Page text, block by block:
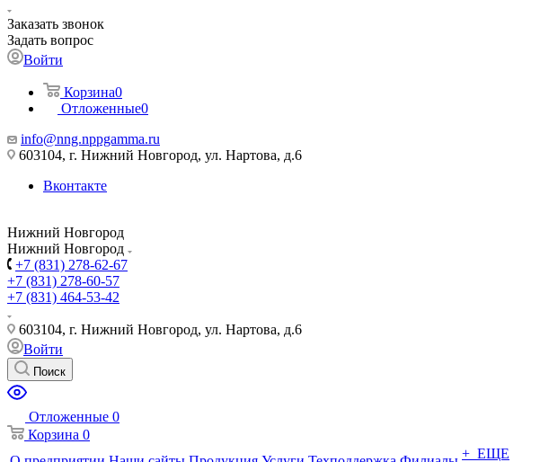
Заказать звонок
Задать вопрос
Войти
Корзина0
Отложенные0
info@nng.nppgamma.ru
603104, г. Нижний Новгород, ул. Нартова, д.6
Вконтакте
Нижний Новгород
Нижний Новгород
+7 (831) 278-62-67
+7 (831) 278-60-57
+7 (831) 464-53-42
603104, г. Нижний Новгород, ул. Нартова, д.6
Войти
Поиск
Отложенные 0
Корзина 0
+ ЕЩЕ